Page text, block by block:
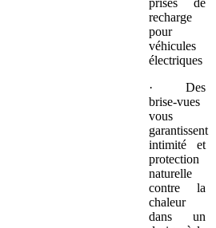
prises de
recharge
pour
véhicules
électriques
· Des
brise-vues
vous
garantissent
intimité et
protection
naturelle
contre la
chaleur
dans un